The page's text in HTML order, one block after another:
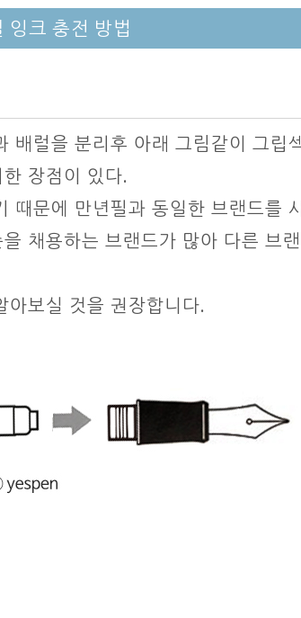
잉크 충전 방법
배럴을 분리후 아래 그림같이 그립
장점이 있다.
때문에 만년필과 동일한 브랜드를
채용하는 브랜드가 많아 다른 브
보실 것을 권장합니다.